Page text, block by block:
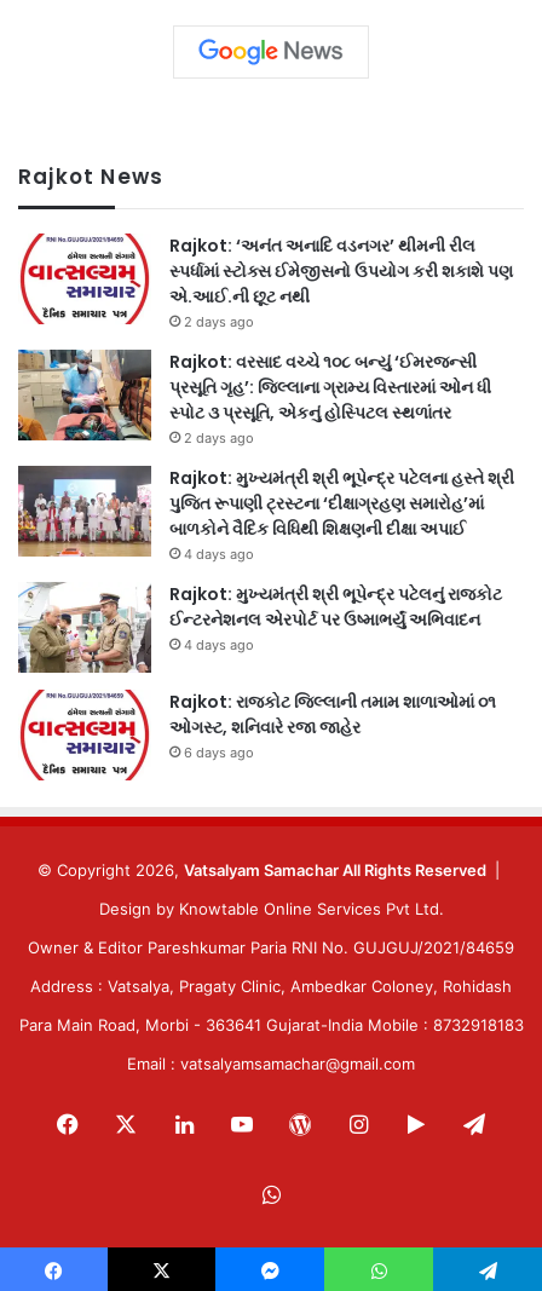
Rajkot News
Rajkot: ‘અનંત અનાદિ વડનગર’ થીમની રીલ
સ્પર્ધામાં સ્ટોક્સ ઈમેજીસનો ઉપયોગ કરી શકાશે પણ
એ.આઈ.ની છૂટ નથી
2 days ago
Rajkot: વરસાદ વચ્ચે ૧૦૮ બન્યું ‘ઈમરજન્સી
પ્રસૂતિ ગૃહ’: જિલ્લાના ગ્રામ્ય વિસ્તારમાં ઓન ધી
સ્પોટ ૩ પ્રસૂતિ, એકનું હોસ્પિટલ સ્થળાંતર
2 days ago
Rajkot: મુખ્યમંત્રી શ્રી ભૂપેન્દ્ર પટેલના હસ્તે શ્રી
પુજિત રૂપાણી ટ્રસ્ટના ‘દીક્ષાગ્રહણ સમારોહ’માં
બાળકોને વૈદિક વિધિથી શિક્ષણની દીક્ષા અપાઈ
4 days ago
Rajkot: મુખ્યમંત્રી શ્રી ભૂપેન્દ્ર પટેલનું રાજકોટ
ઈન્ટરનેશનલ એરપોર્ટ પર ઉષ્માભર્યું અભિવાદન
4 days ago
Rajkot: રાજકોટ જિલ્લાની તમામ શાળાઓમાં ૦૧
ઓગસ્ટ, શનિવારે રજા જાહેર
6 days ago
© Copyright 2026, Vatsalyam Samachar All Rights Reserved
Design by Knowtable Online Services Pvt Ltd.
Owner & Editor Pareshkumar Paria RNI No. GUJGUJ/2021/84659
Address : Vatsalya, Pragaty Clinic, Ambedkar Coloney, Rohidash
Para Main Road, Morbi - 363641 Gujarat-India Mobile : 8732918183
Email : vatsalyamsamachar@gmail.com
Facebook LinkedInYouTubeWordPressInstagram
Google
WhatsApp